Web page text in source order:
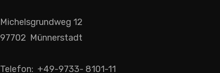
Michelsgrundweg 12
97702 Münnerstadt
Telefon: +49-9733- 8101-11